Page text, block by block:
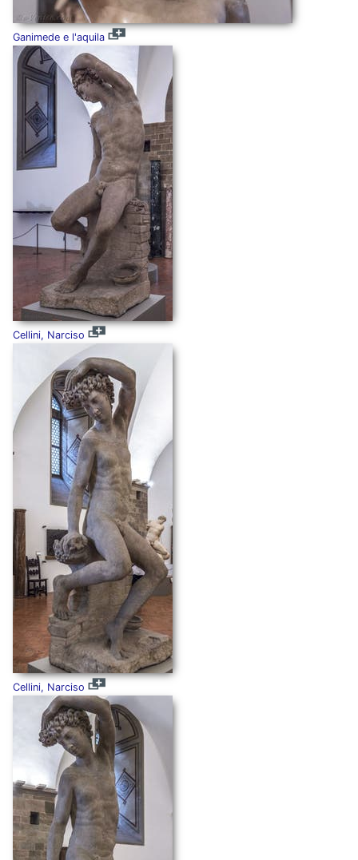
Ganimede e l'aquila
Cellini, Narciso
Cellini, Narciso